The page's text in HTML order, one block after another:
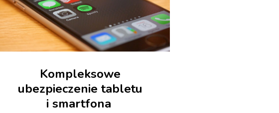
Kompleksowe
ubezpieczenie tabletu
i smartfona